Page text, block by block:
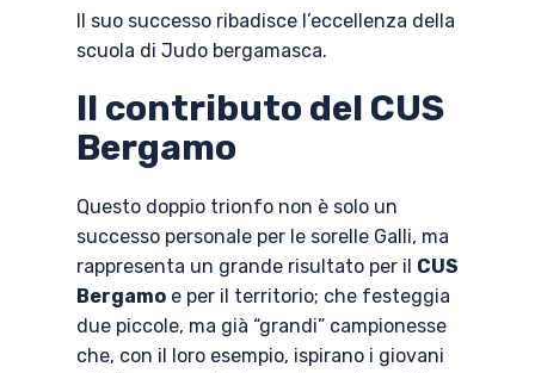
Il suo successo ribadisce l’eccellenza della
scuola di Judo bergamasca.
Il contributo del CUS
Bergamo
Questo doppio trionfo non è solo un
successo personale per le sorelle Galli, ma
rappresenta un grande risultato per il CUS
Bergamo e per il territorio; che festeggia
due piccole, ma già “grandi” campionesse
che, con il loro esempio, ispirano i giovani